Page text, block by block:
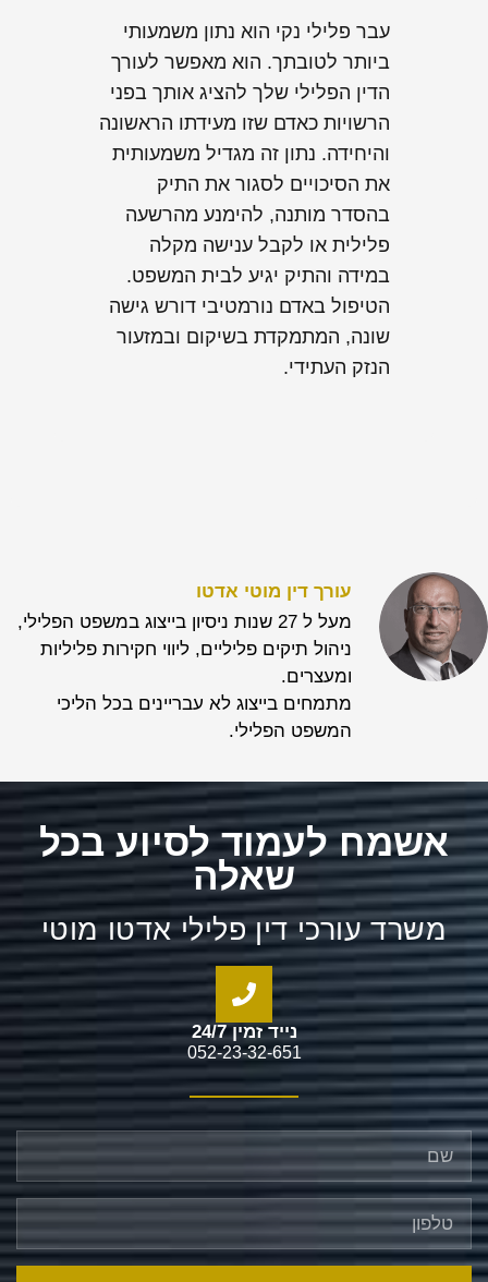
עבר פלילי נקי הוא נתון משמעותי
ביותר לטובתך. הוא מאפשר לעורך
הדין הפלילי שלך להציג אותך בפני
הרשויות כאדם שזו מעידתו הראשונה
והיחידה. נתון זה מגדיל משמעותית
את הסיכויים לסגור את התיק
בהסדר מותנה, להימנע מהרשעה
פלילית או לקבל ענישה מקלה
במידה והתיק יגיע לבית המשפט.
הטיפול באדם נורמטיבי דורש גישה
שונה, המתמקדת בשיקום ובמזעור
הנזק העתידי.
עורך דין מוטי אדטו
מעל ל 27 שנות ניסיון בייצוג במשפט הפלילי,
ניהול תיקים פליליים, ליווי חקירות פליליות
ומעצרים.
מתמחים בייצוג לא עבריינים בכל הליכי
המשפט הפלילי.
אשמח לעמוד לסיוע בכל
שאלה
משרד עורכי דין פלילי אדטו מוטי
נייד זמין 24/7
052-23-32-651